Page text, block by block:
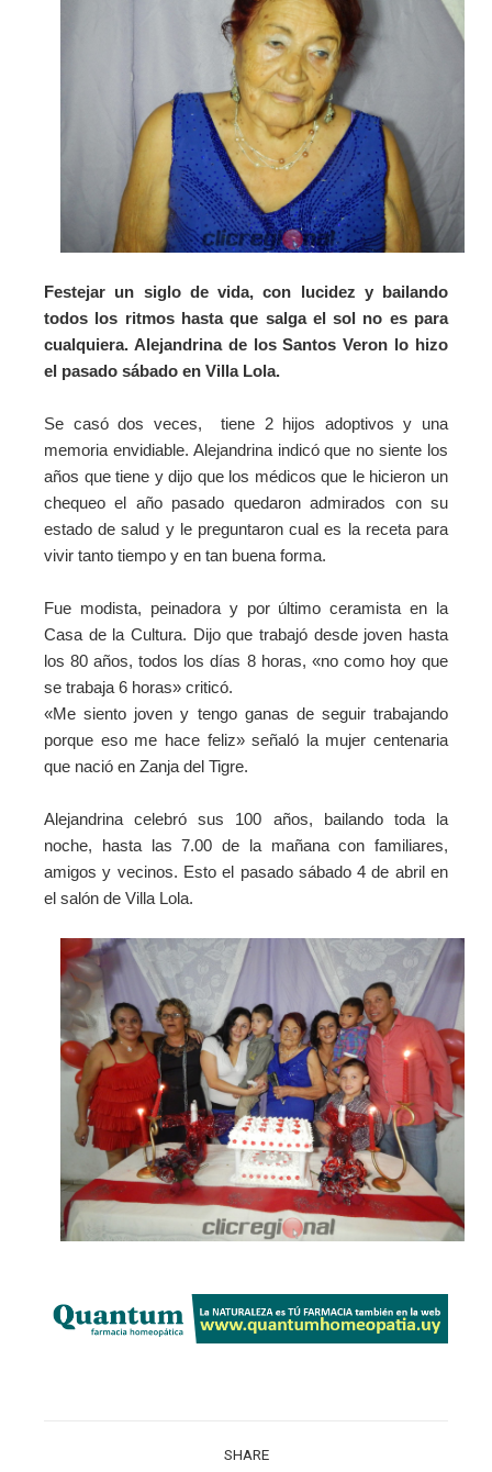
Festejar un siglo de vida, con lucidez y bailando
todos los ritmos hasta que salga el sol no es para
cualquiera. Alejandrina de los Santos Veron lo hizo
el pasado sábado en Villa Lola.
Se casó dos veces, tiene 2 hijos adoptivos y una
memoria envidiable. Alejandrina indicó que no siente los
años que tiene y dijo que los médicos que le hicieron un
chequeo el año pasado quedaron admirados con su
estado de salud y le preguntaron cual es la receta para
vivir tanto tiempo y en tan buena forma.
Fue modista, peinadora y por último ceramista en la
Casa de la Cultura. Dijo que trabajó desde joven hasta
los 80 años, todos los días 8 horas, «no como hoy que
se trabaja 6 horas» criticó.
«Me siento joven y tengo ganas de seguir trabajando
porque eso me hace feliz» señaló la mujer centenaria
que nació en Zanja del Tigre.
Alejandrina celebró sus 100 años, bailando toda la
noche, hasta las 7.00 de la mañana con familiares,
amigos y vecinos. Esto el pasado sábado 4 de abril en
el salón de Villa Lola.
SHARE